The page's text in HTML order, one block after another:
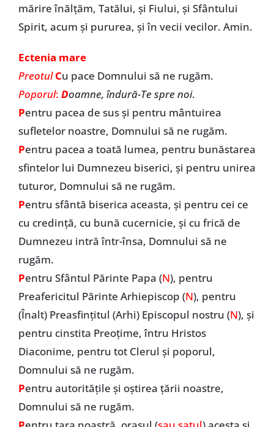
mărire înălţăm, Tatălui, şi Fiului, şi Sfântului
Spirit, acum şi pururea, şi în vecii vecilor. Amin.
Ectenia mare
PreotulCu pace Domnului să ne rugăm.
Poporul: Doamne, îndură-Te spre noi.
Pentru pacea de sus și pentru mântuirea
sufletelor noastre, Domnului să ne rugăm.
Pentru pacea a toată lumea, pentru bunăstarea
sfintelor lui Dumnezeu biserici, și pentru unirea
tuturor, Domnului să ne rugăm.
Pentru sfântă biserica aceasta, și pentru cei ce
cu credință, cu bună cucernicie, și cu frică de
Dumnezeu intră într-însa, Domnului să ne
rugăm.
Pentru Sfântul Părinte Papa (N), pentru
Preafericitul Părinte Arhiepiscop (N), pentru
(Înalt) Preasfințitul (Arhi) Episcopul nostru (N), și
pentru cinstita Preoțime, întru Hristos
Diaconime, pentru tot Clerul și poporul,
Domnului să ne rugăm.
Pentru autoritățile și oștirea țării noastre,
Domnului să ne rugăm.